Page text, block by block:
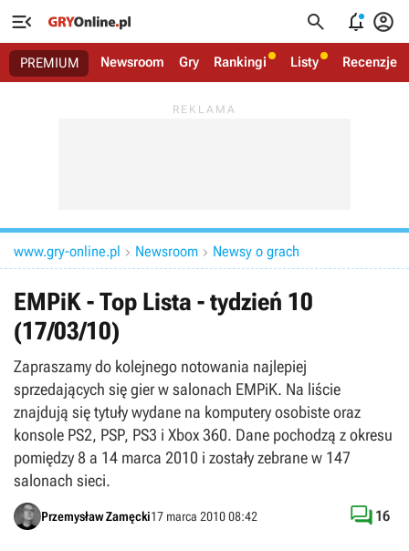
   
PREMIUM Newsroom Gry Rankingi Listy Recenzje
www.gry-online.pl  Newsroom  Newsy o grach
EMPiK - Top Lista - tydzień 10
(17/03/10)
Zapraszamy do kolejnego notowania najlepiej
sprzedających się gier w salonach EMPiK. Na liście
znajdują się tytuły wydane na komputery osobiste oraz
konsole PS2, PSP, PS3 i Xbox 360. Dane pochodzą z okresu
pomiędzy 8 a 14 marca 2010 i zostały zebrane w 147
salonach sieci.
Przemysław Zamęcki17 marca 2010 08:42  16